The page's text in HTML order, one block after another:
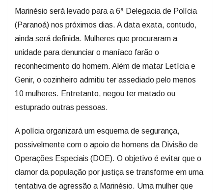
Marinésio será levado para a 6ª Delegacia de Polícia
(Paranoá) nos próximos dias. A data exata, contudo,
ainda será definida. Mulheres que procuraram a
unidade para denunciar o maníaco farão o
reconhecimento do homem. Além de matar Letícia e
Genir, o cozinheiro admitiu ter assediado pelo menos
10 mulheres. Entretanto, negou ter matado ou
estuprado outras pessoas.
A polícia organizará um esquema de segurança,
possivelmente com o apoio de homens da Divisão de
Operações Especiais (DOE). O objetivo é evitar que o
clamor da população por justiça se transforme em uma
tentativa de agressão a Marinésio. Uma mulher que